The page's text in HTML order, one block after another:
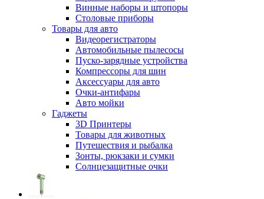
Винные наборы и штопоры
Столовые приборы
Товары для авто
Видеорегистраторы
Автомобильные пылесосы
Пуско-зарядные устройства
Компрессоры для шин
Аксессуары для авто
Очки-антифары
Авто мойки
Гаджеты
3D Принтеры
Товары для животных
Путешествия и рыбалка
Зонты, рюкзаки и сумки
Солнцезащитные очки